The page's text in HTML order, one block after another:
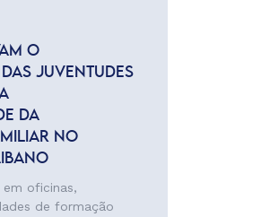
O
JUVENTUDES
DA
NO
em oficinas,
de formação